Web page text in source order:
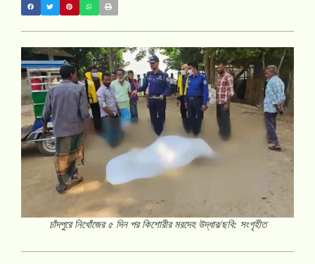
চাঁদপুরে নিখোঁজের ৫ দিন পর কিশোরীর মরদেহ উদ্ধার/ছবি: সংগৃহীত